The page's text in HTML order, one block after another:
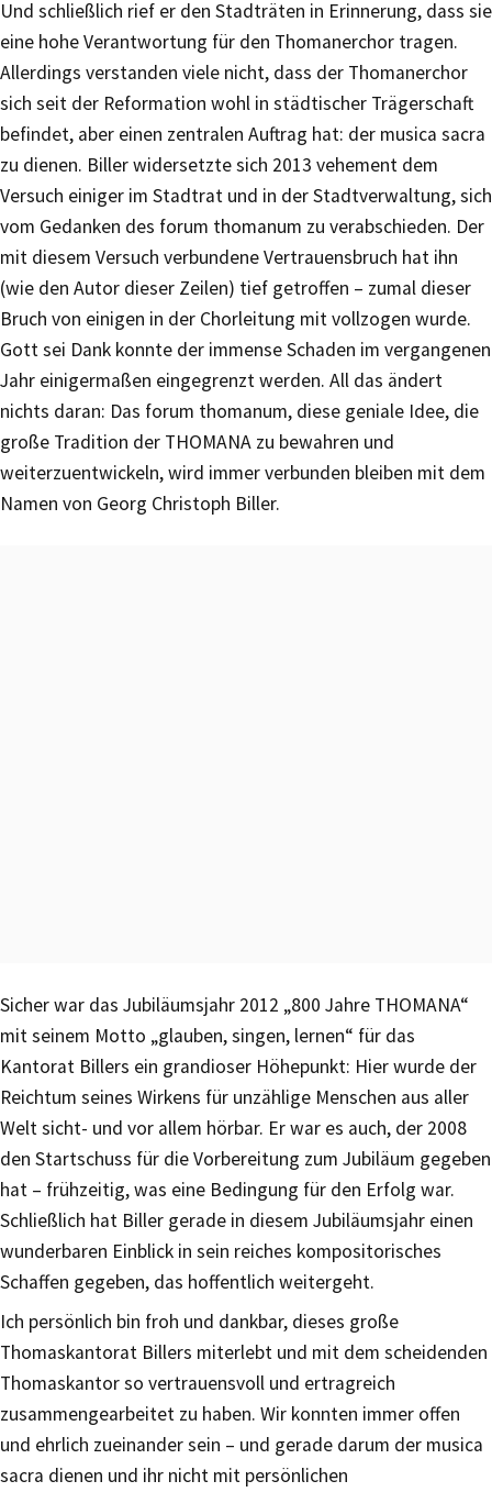
Und schließlich rief er den Stadträten in Erinnerung, dass sie
eine hohe Verantwortung für den Thomanerchor tragen.
Allerdings verstanden viele nicht, dass der Thomanerchor
sich seit der Reformation wohl in städtischer Trägerschaft
befindet, aber einen zentralen Auftrag hat: der musica sacra
zu dienen. Biller widersetzte sich 2013 vehement dem
Versuch einiger im Stadtrat und in der Stadtverwaltung, sich
vom Gedanken des forum thomanum zu verabschieden. Der
mit diesem Versuch verbundene Vertrauensbruch hat ihn
(wie den Autor dieser Zeilen) tief getroffen – zumal dieser
Bruch von einigen in der Chorleitung mit vollzogen wurde.
Gott sei Dank konnte der immense Schaden im vergangenen
Jahr einigermaßen eingegrenzt werden. All das ändert
nichts daran: Das forum thomanum, diese geniale Idee, die
große Tradition der THOMANA zu bewahren und
weiterzuentwickeln, wird immer verbunden bleiben mit dem
Namen von Georg Christoph Biller.
Sicher war das Jubiläumsjahr 2012 „800 Jahre THOMANA“
mit seinem Motto „glauben, singen, lernen“ für das
Kantorat Billers ein grandioser Höhepunkt: Hier wurde der
Reichtum seines Wirkens für unzählige Menschen aus aller
Welt sicht- und vor allem hörbar. Er war es auch, der 2008
den Startschuss für die Vorbereitung zum Jubiläum gegeben
hat – frühzeitig, was eine Bedingung für den Erfolg war.
Schließlich hat Biller gerade in diesem Jubiläumsjahr einen
wunderbaren Einblick in sein reiches kompositorisches
Schaffen gegeben, das hoffentlich weitergeht.
Ich persönlich bin froh und dankbar, dieses große
Thomaskantorat Billers miterlebt und mit dem scheidenden
Thomaskantor so vertrauensvoll und ertragreich
zusammengearbeitet zu haben. Wir konnten immer offen
und ehrlich zueinander sein – und gerade darum der musica
sacra dienen und ihr nicht mit persönlichen